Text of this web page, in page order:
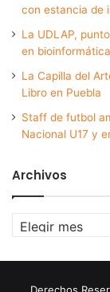
con estancia de
La UDLAP,
en
La Capilla del
Libro en Puebla
Staff de futbol
Nacional U17 y
Archivos
Archivos